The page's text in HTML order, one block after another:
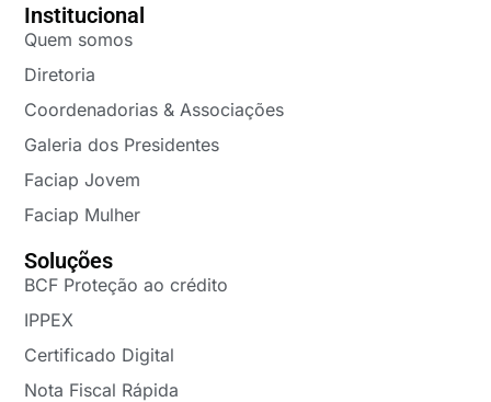
Institucional
Quem somos
Diretoria
Coordenadorias & Associações
Galeria dos Presidentes
Faciap Jovem
Faciap Mulher
Soluções
BCF Proteção ao crédito
IPPEX
Certificado Digital
Nota Fiscal Rápida